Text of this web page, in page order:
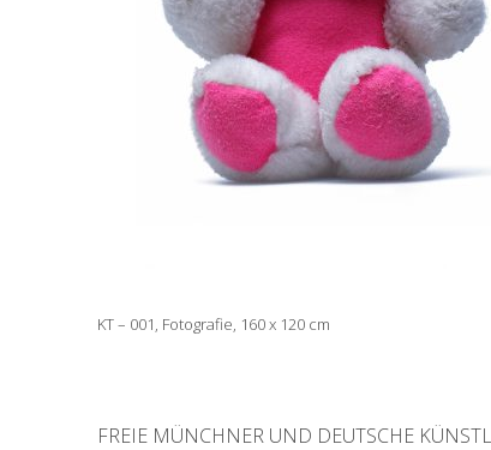
KT – 001, Fotografie, 160 x 120 cm
FREIE MÜNCHNER UND DEUTSCHE